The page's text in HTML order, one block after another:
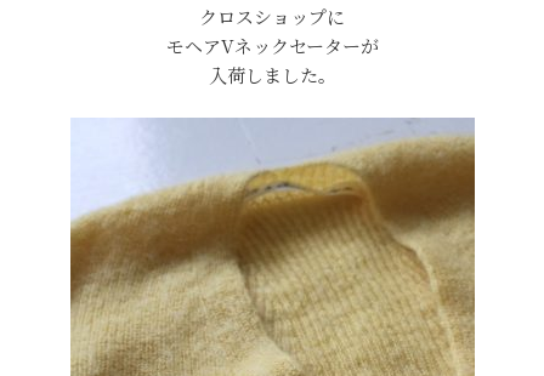
クロスショップに
モヘアVネックセーターが
入荷しました。